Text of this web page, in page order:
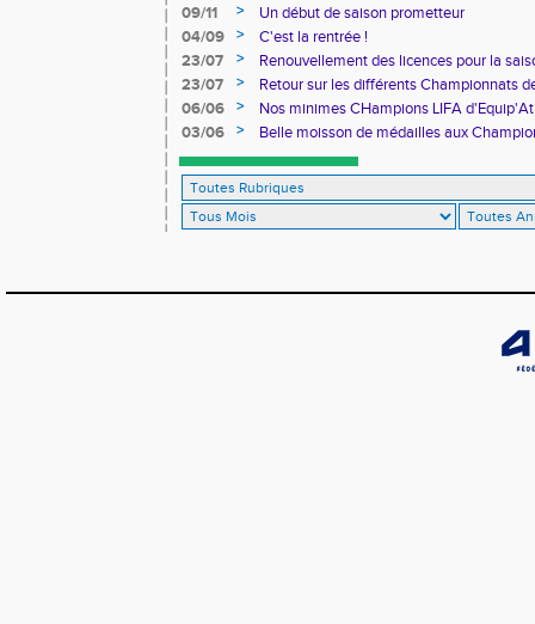
09/11
>
Un début de saison prometteur
04/09
>
C'est la rentrée !
23/07
>
Renouvellement des licences pour la
23/07
>
Retour sur les différents Championnats
06/06
>
Nos minimes CHampions LIFA
03/06
> Belle moisson de médailles aux